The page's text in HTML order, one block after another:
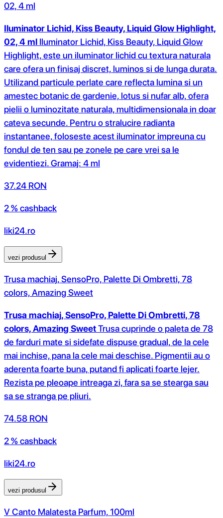
02, 4 ml
Iluminator Lichid, Kiss Beauty, Liquid Glow Highlight,
02, 4 ml Iluminator Lichid, Kiss Beauty, Liquid Glow
Highlight, este un iluminator lichid cu textura naturala
care ofera un finisaj discret, luminos si de lunga durata.
Utilizand particule perlate care reflecta lumina si un
amestec botanic de gardenie, lotus si nufar alb, ofera
pielii o luminozitate naturala, multidimensionala in doar
cateva secunde. Pentru o stralucire radianta
instantanee, foloseste acest iluminator impreuna cu
fondul de ten sau pe zonele pe care vrei sa le
evidentiezi. Gramaj: 4 ml
37.24 RON
2 % cashback
liki24.ro
vezi produsul
Trusa machiaj, SensoPro, Palette Di Ombretti, 78
colors, Amazing Sweet
Trusa machiaj, SensoPro, Palette Di Ombretti, 78
colors, Amazing SweetTrusa cuprinde o paleta de 78
de farduri mate si sidefate dispuse gradual, de la cele
mai inchise, pana la cele mai deschise. Pigmentii au o
aderenta foarte buna, putand fi aplicati foarte lejer.
Rezista pe pleoape intreaga zi, fara sa se stearga sau
sa se stranga pe pliuri.
74.58 RON
2 % cashback
liki24.ro
vezi produsul
V Canto Malatesta Parfum, 100ml